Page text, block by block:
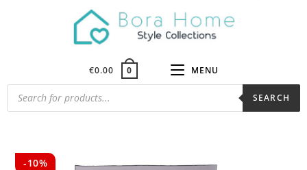
€0.00 0 MENU
Products
search
SEARCH
-10%